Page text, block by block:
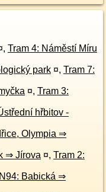
, Tram 4: Náměstí Míru
park ¤, Tram 7:
smyčka ¤, Tram 3:
hřbitov -
Olympia ⇒
⇒ Jírova ¤, Tram 2:
N94: Babická ⇒